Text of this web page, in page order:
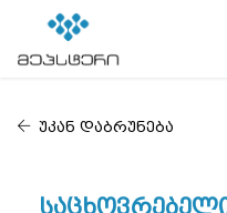
უკან დაბრუნება